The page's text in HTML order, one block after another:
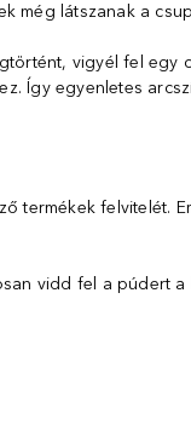
még látszanak a
vigyél fel egy
Így egyenletes
termékek felvitelét.
vidd fel a púdert